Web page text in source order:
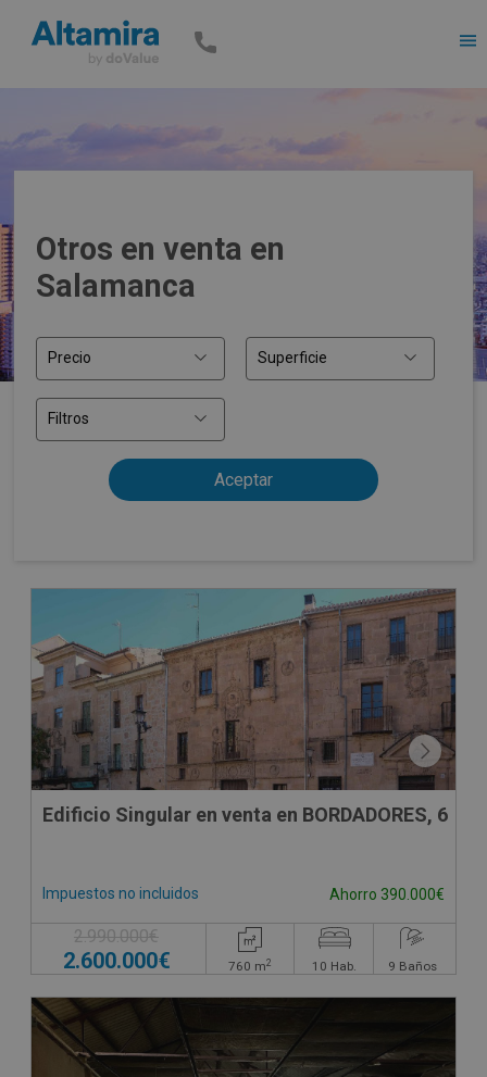
Otros en venta en
Salamanca
Precio Superficie
Filtros
Edificio Singular en venta en BORDADORES, 6
Impuestos no incluidos Ahorro 390.000€
2.990.000€
2.600.000€ 760 m2 10 Hab. 9 Baños